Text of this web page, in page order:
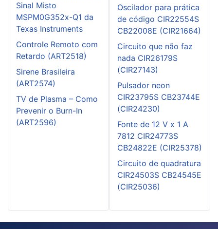
Sinal Misto
MSPM0G352x-Q1 da
Texas Instruments
Controle Remoto com
Retardo (ART2518)
Sirene Brasileira
(ART2574)
TV de Plasma – Como
Prevenir o Burn-In
(ART2596)
Oscilador para prática
de código CIR22554S
CB22008E (CIR21664)
Circuito que não faz
nada CIR26179S
(CIR27143)
Pulsador neon
CIR23795S CB23744E
(CIR24230)
Fonte de 12 V x 1 A
7812 CIR24773S
CB24822E (CIR25378)
Circuito de quadratura
CIR24503S CB24545E
(CIR25036)